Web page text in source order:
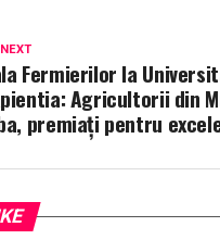
Fermierilor la
Agricultorii din
premiați pentru